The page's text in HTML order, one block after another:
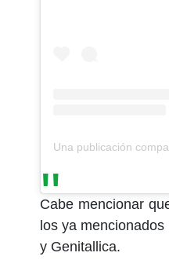
Una publicación
Cabe mencionar
los ya
y Genitallica.